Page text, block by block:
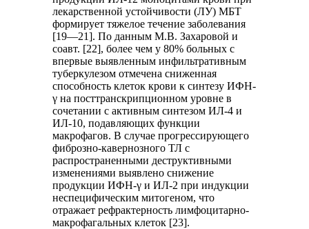
лекарственной устойчивости (ЛУ) МБТ
формирует тяжелое течение заболевания
[19—21]. По данным М.В. Захаровой и
соавт. [22], более чем у 80% больных с
впервые выявленным инфильтративным
туберкулезом отмечена сниженная
способность клеток крови к синтезу ИФН-
γ на посттранскрипционном уровне в
сочетании с активным синтезом ИЛ-4 и
ИЛ-10, подавляющих функции
макрофагов. В случае прогрессирующего
фиброзно-кавернозного ТЛ с
распространенными деструктивными
изменениями выявлено снижение
продукции ИФН-γ и ИЛ-2 при индукции
неспецифическим митогеном, что
отражает рефрактерность лимфоцитарно-
макрофагальных клеток [23].